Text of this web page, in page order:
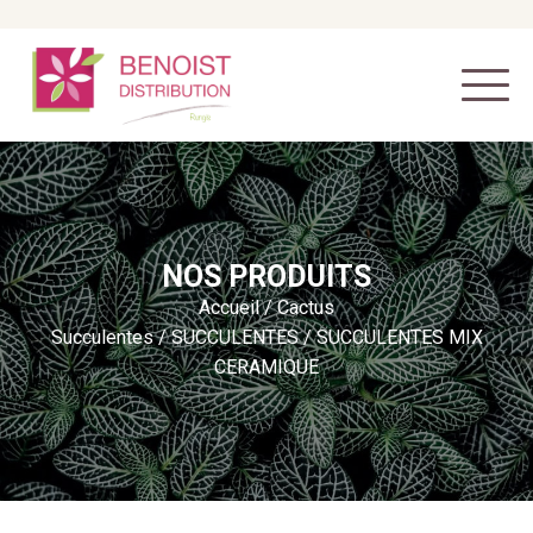
NOS PRODUITS
Accueil/Cactus
Succulentes/SUCCULENTES/ SUCCULENTES MIX
CERAMIQUE